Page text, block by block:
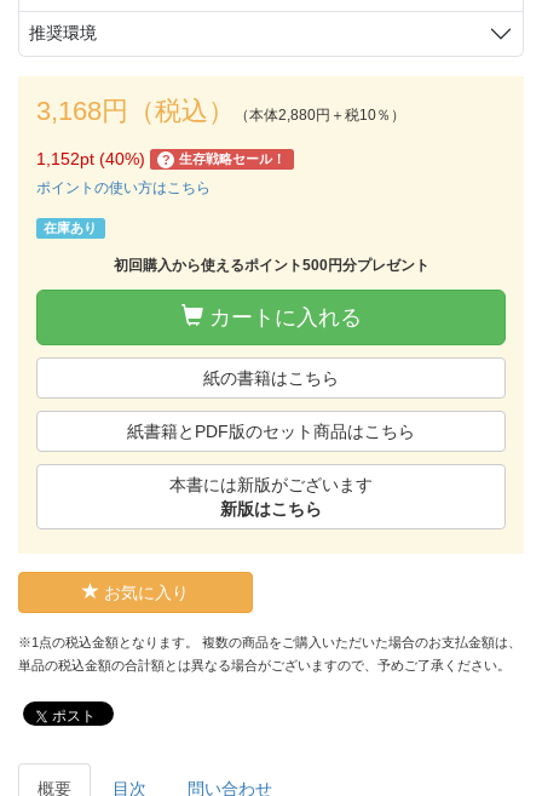
推奨環境
3,168円（税込） （本体2,880円＋税10％）
1,152pt (40%) ? 生存戦略セール！
ポイントの使い方はこちら
在庫あり
初回購入から使えるポイント500円分プレゼント
カートに入れる
紙の書籍はこちら
紙書籍とPDF版のセット商品はこちら
本書には新版がございます
新版はこちら
お気に入り
※1点の税込金額となります。 複数の商品をご購入いただいた場合のお支払金額は、
単品の税込金額の合計額とは異なる場合がございますので、予めご了承ください。
ポスト
概要 目次 問い合わせ